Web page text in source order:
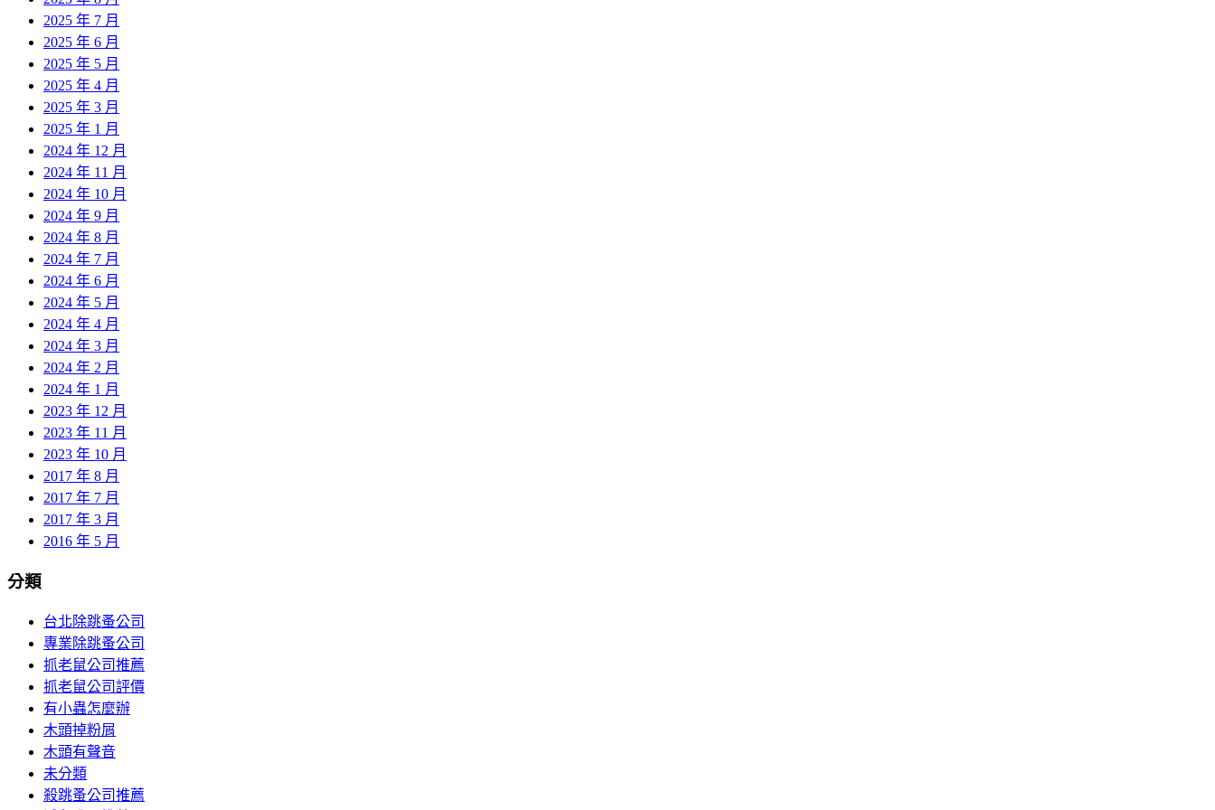
2025 年 7 月
2025 年 6 月
2025 年 5 月
2025 年 4 月
2025 年 3 月
2025 年 1 月
2024 年 12 月
2024 年 11 月
2024 年 10 月
2024 年 9 月
2024 年 8 月
2024 年 7 月
2024 年 6 月
2024 年 5 月
2024 年 4 月
2024 年 3 月
2024 年 2 月
2024 年 1 月
2023 年 12 月
2023 年 11 月
2023 年 10 月
2017 年 8 月
2017 年 7 月
2017 年 3 月
2016 年 5 月
分類
台北除跳蚤公司
專業除跳蚤公司
抓老鼠公司推薦
抓老鼠公司評價
有小蟲怎麼辦
木頭掉粉屑
木頭有聲音
未分類
殺跳蚤公司推薦